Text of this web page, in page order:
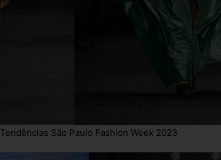
Tendências São Paulo Fashion Week 2023